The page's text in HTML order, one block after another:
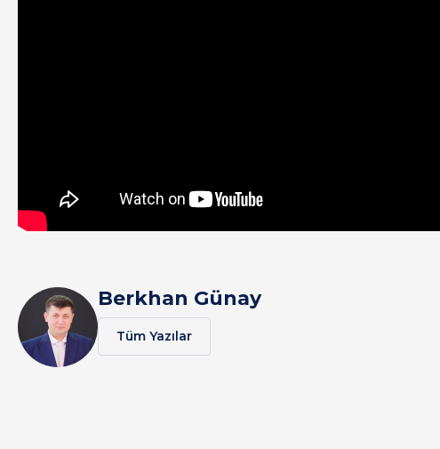
Berkhan Günay
Tüm Yazılar